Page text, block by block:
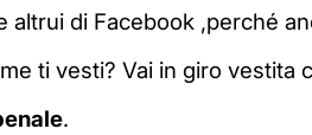
di Facebook ,perché
ti vesti? Vai in giro vestita
.